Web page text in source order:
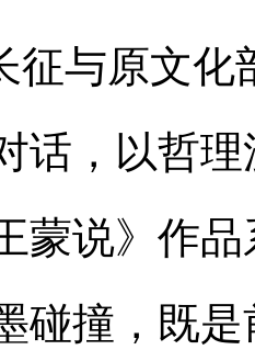
征与原文化
话，以哲
蒙说》作
碰撞，既